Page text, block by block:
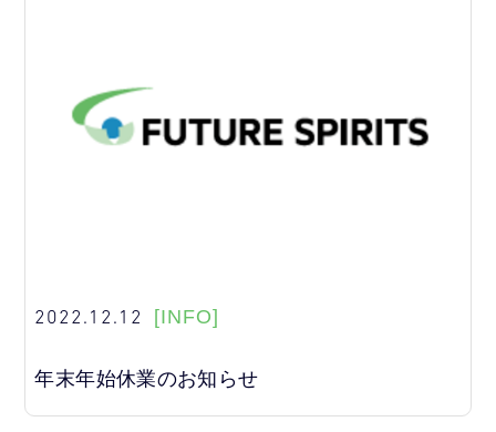
2022.12.12 [INFO]
年末年始休業のお知らせ